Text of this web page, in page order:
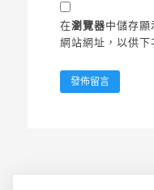
在瀏覽器中儲存
網站網址，以供下